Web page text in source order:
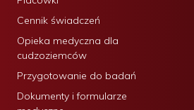
Cennik świadczeń
Opieka medyczna dla
cudzoziemców
Przygotowanie do badań
Dokumenty i formularze